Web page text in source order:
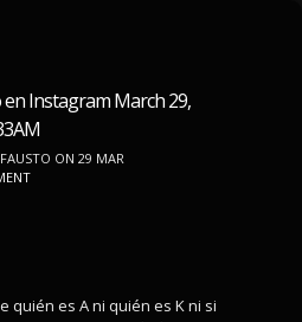
Instagram March 29,
ON 29 MAR
quién es A ni quién es K ni si